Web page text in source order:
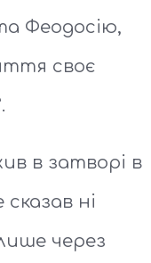
Феодосію,
своє
в затворі в
сказав ні
через